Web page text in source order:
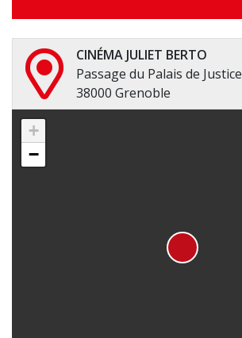
CINÉMA JULIET BERTO
Passage du Palais de Justice
38000 Grenoble
+
−